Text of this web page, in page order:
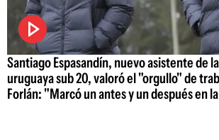
Santiago Espasandín, nuevo asistente de
uruguaya sub 20, valoró el "orgullo" de
Forlán: "Marcó un antes y un después en